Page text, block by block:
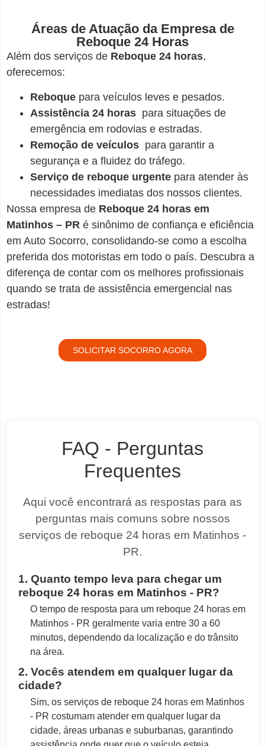
Áreas de Atuação da Empresa de
Reboque 24 Horas
Além dos serviços de Reboque 24 horas,
oferecemos:
Reboque para veículos leves e pesados.
Assistência 24 horas para situações de
emergência em rodovias e estradas.
Remoção de veículos para garantir a
segurança e a fluidez do tráfego.
Serviço de reboque urgente para atender às
necessidades imediatas dos nossos clientes.
Nossa empresa de Reboque 24 horas em
Matinhos – PR é sinônimo de confiança e eficiência
em Auto Socorro, consolidando-se como a escolha
preferida dos motoristas em todo o país. Descubra a
diferença de contar com os melhores profissionais
quando se trata de assistência emergencial nas
estradas!
SOLICITAR SOCORRO AGORA
FAQ - Perguntas
Frequentes
Aqui você encontrará as respostas para as
perguntas mais comuns sobre nossos
serviços de reboque 24 horas em Matinhos -
PR.
1. Quanto tempo leva para chegar um
reboque 24 horas em Matinhos - PR?
O tempo de resposta para um reboque 24 horas em
Matinhos - PR geralmente varia entre 30 a 60
minutos, dependendo da localização e do trânsito
na área.
2. Vocês atendem em qualquer lugar da
cidade?
Sim, os serviços de reboque 24 horas em Matinhos
- PR costumam atender em qualquer lugar da
cidade, áreas urbanas e suburbanas, garantindo